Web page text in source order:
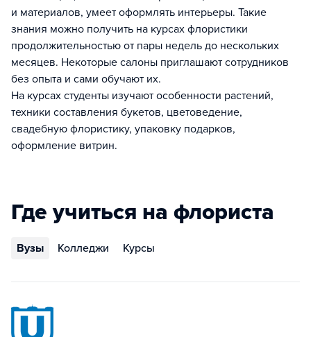
и материалов, умеет оформлять интерьеры. Такие
знания можно получить на курсах флористики
продолжительностью от пары недель до нескольких
месяцев. Некоторые салоны приглашают сотрудников
без опыта и сами обучают их.
На курсах студенты изучают особенности растений,
техники составления букетов, цветоведение,
свадебную флористику, упаковку подарков,
оформление витрин.
Где учиться на флориста
Вузы Колледжи Курсы